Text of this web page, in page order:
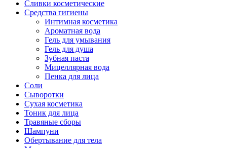
Сливки косметические
Средства гигиены
Интимная косметика
Ароматная вода
Гель для умывания
Гель для душа
Зубная паста
Мицеллярная вода
Пенка для лица
Соли
Сыворотки
Сухая косметика
Тоник для лица
Травяные сборы
Шампуни
Обертывание для тела